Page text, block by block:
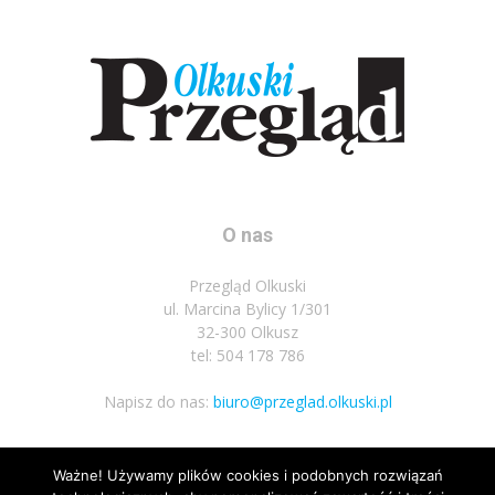
O nas
Przegląd Olkuski
ul. Marcina Bylicy 1/301
32-300 Olkusz
tel: 504 178 786
Napisz do nas: biuro@przeglad.olkuski.pl
Podążaj za nami
Ważne! Używamy plików cookies i podobnych rozwiązań